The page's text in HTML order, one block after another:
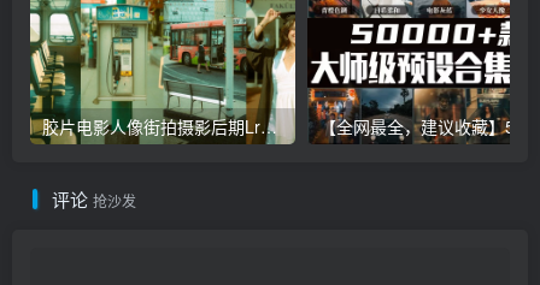
胶片电影人像街拍摄影后期Lr调色教程，手机滤镜PS+Lightroom预设下载！
评论 抢沙发